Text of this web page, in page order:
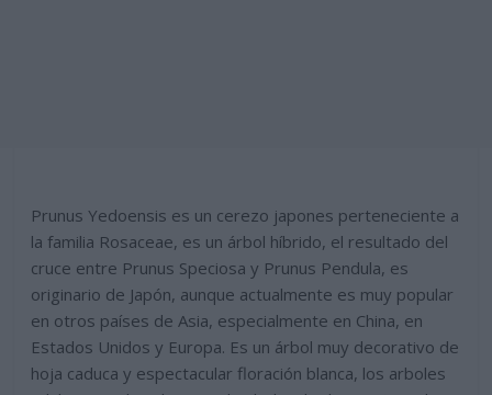
Prunus Yedoensis es un cerezo japones perteneciente a
la familia Rosaceae, es un árbol híbrido, el resultado del
cruce entre Prunus Speciosa y Prunus Pendula, es
originario de Japón, aunque actualmente es muy popular
en otros países de Asia, especialmente en China, en
Estados Unidos y Europa. Es un árbol muy decorativo de
hoja caduca y espectacular floración blanca, los arboles